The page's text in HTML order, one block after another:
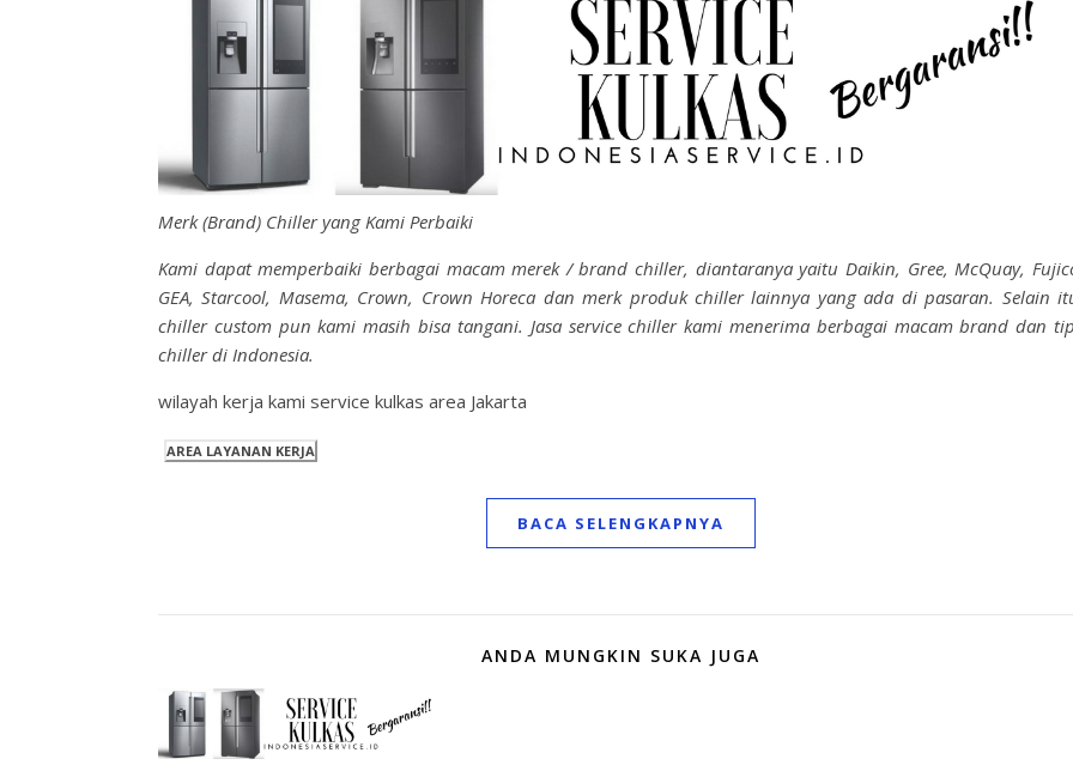
Merk (Brand) Chiller yang Kami Perbaiki
Kami dapat memperbaiki berbagai macam merek / brand chiller, diantaranya yaitu Daikin, Gree, McQuay,
GEA, Starcool, Masema, Crown, Crown Horeca dan merk produk chiller lainnya yang ada di pasaran. Selain
chiller custom pun kami masih bisa tangani. Jasa service chiller kami menerima berbagai macam brand dan
chiller di Indonesia.
wilayah kerja kami service kulkas area Jakarta
BACA SELENGKAPNYA
ANDA MUNGKIN SUKA JUGA